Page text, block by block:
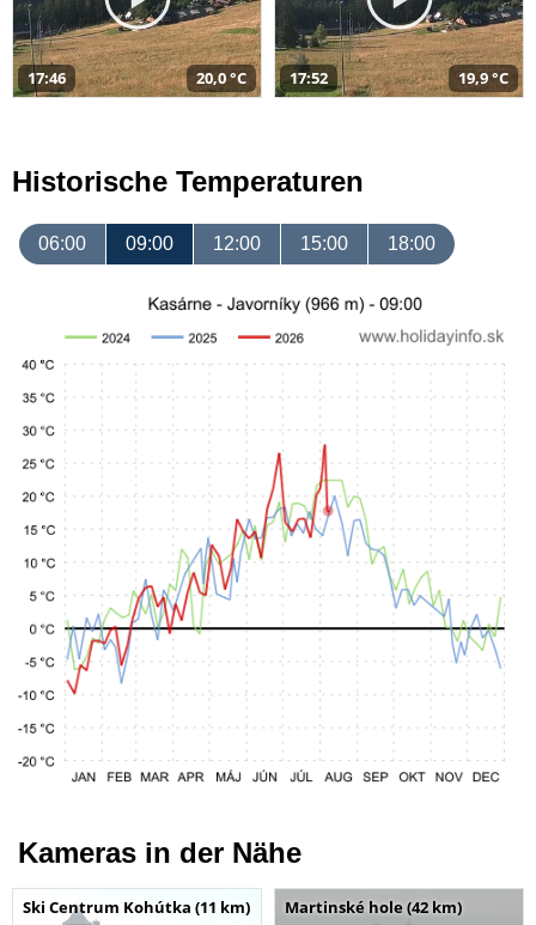
17:46 20,0 °C 17:52 19,9 °C
Historische Temperaturen
06:00 09:00 12:00 15:00 18:00
Kameras in der Nähe
Ski Centrum Kohútka (11 km) Martinské hole (42 km)